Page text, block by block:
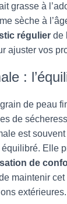
grasse à
sèche à
régulier de
ajuster vos
:
de peau
de
est
Elle
de
maintenir
extérieures.